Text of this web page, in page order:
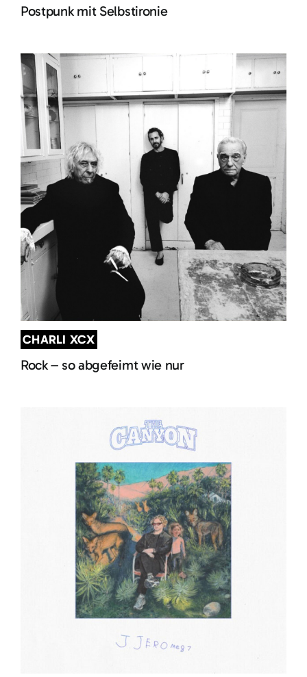
Postpunk mit Selbstironie
CHARLI XCX
Rock – so abgefeimt wie nur